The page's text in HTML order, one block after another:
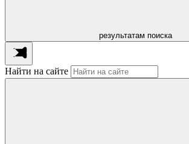
результатам поиска
Найти на сайте